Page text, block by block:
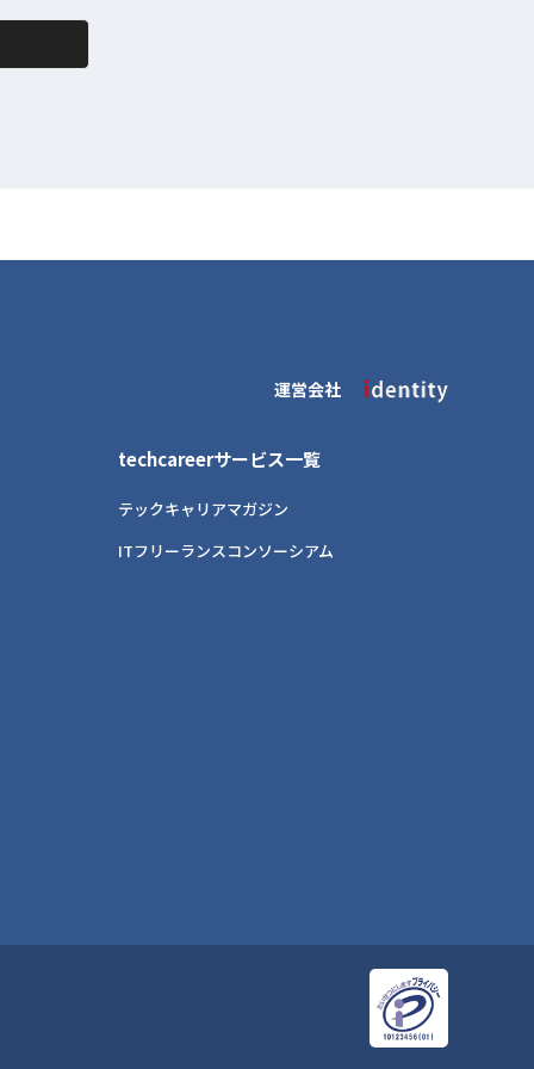
運営会社
techcareerサービス一覧
テックキャリアマガジン
ITフリーランスコンソーシアム